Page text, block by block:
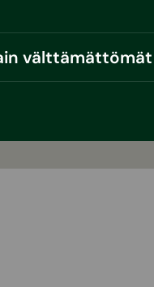
välttämättömät